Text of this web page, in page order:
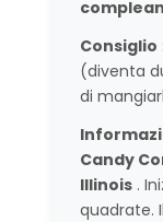
Consiglio
(diventa
di
Candy
Illinois.
quadrate.